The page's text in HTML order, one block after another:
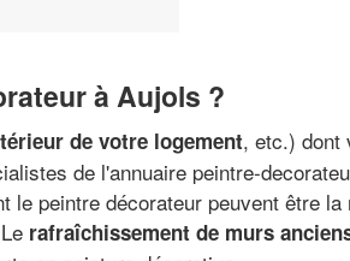
à Aujols ?
de votre logement, etc.) dont
de l'annuaire peintre-
peintre décorateur peuvent être
rafraîchissement de murs